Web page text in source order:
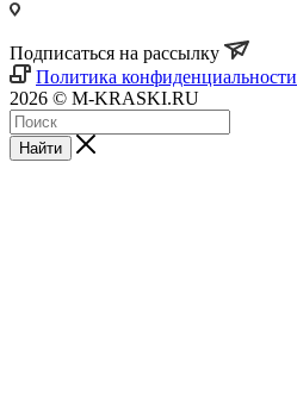
Подписаться на рассылку
Политика конфиденциальности
2026 © M-KRASKI.RU
Найти